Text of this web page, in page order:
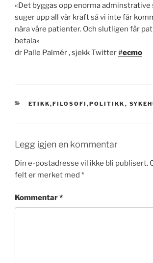
«Det byggas opp enorma adminstrative
suger upp all vår kraft så vi inte får
nära våre patienter. Och slutligen får
betala»
dr Palle Palmér ,sjekk Twitter#ecmo
KATEGORIER
ETIKK,FILOSOFI,POLITIKK ,
Legg igjen en kommentar
Din e-postadresse vil ikke bli publisert.
felt er merket med *
Kommentar*